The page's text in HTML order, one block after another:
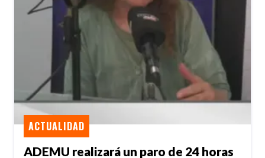
ADEMU realizará un paro de 24 horas
ACTUALIDAD